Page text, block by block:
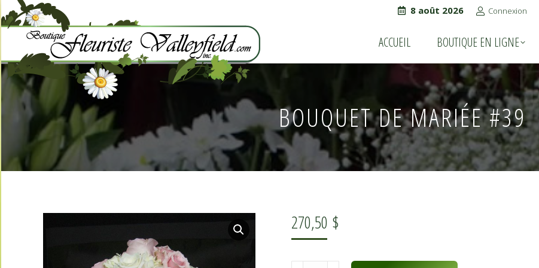
8 août 2026 Connexion
ACCUEIL BOUTIQUE EN LIGNE
BOUQUET DE MARIÉE #39
270,50 $
ACCUEIL BOUTIQUE EN LIGNE